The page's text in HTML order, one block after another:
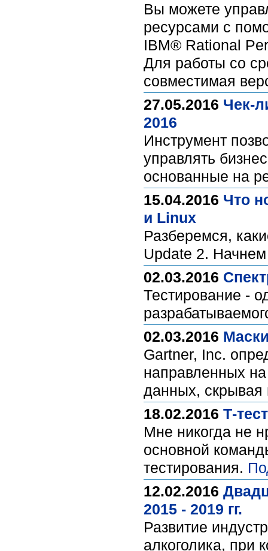
Вы можете
ресурсами с
IBM® Rational
Для работы со
совместимая
27.05.2016 Чек-
2016
Инструмент
управлять
основанные на
15.04.2016 Что
и Linux
Разберемся,
Update 2.
02.03.2016
Тестирование -
02.03.2016
Gartner, Inc.
направленных
данных, скрывая
18.02.2016 Т-
Мне никогда не
основной
тестирования.
12.02.2016
2015 - 2019 гг.
Развитие
алкоголика, при